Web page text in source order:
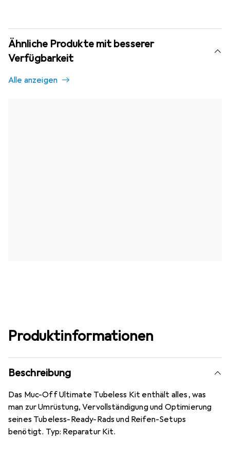
Ähnliche Produkte mit besserer
Verfügbarkeit
Alle anzeigen
Produktinformationen
Beschreibung
Das Muc-Off Ultimate Tubeless Kit enthält alles, was
man zur Umrüstung, Vervollständigung und Optimierung
seines Tubeless-Ready-Rads und Reifen-Setups
benötigt. Typ: Reparatur Kit.